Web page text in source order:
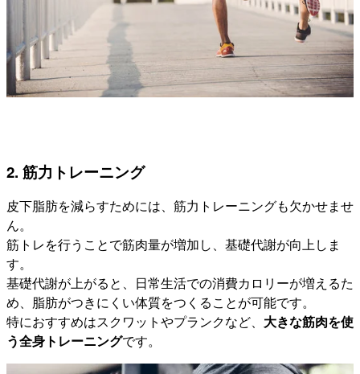
2. 筋力トレーニング
皮下脂肪を減らすためには、筋力トレーニングも欠かせませ
ん。
筋トレを行うことで筋肉量が増加し、基礎代謝が向上しま
す。
基礎代謝が上がると、日常生活での消費カロリーが増えるた
め、脂肪がつきにくい体質をつくることが可能です。
特におすすめはスクワットやプランクなど、 大きな筋肉を使
う全身トレーニングです。